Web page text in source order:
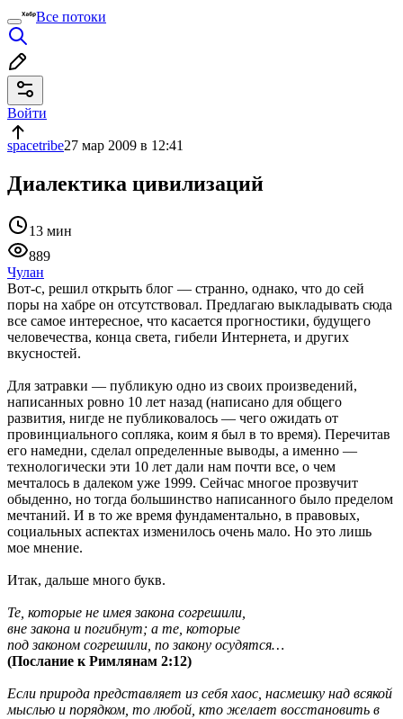
Все потоки
Войти
spacetribe27 мар 2009 в 12:41
Диалектика цивилизаций
13 мин
889
Чулан
Вот-с, решил открыть блог — странно, однако, что до сей
поры на хабре он отсутствовал. Предлагаю выкладывать сюда
все самое интересное, что касается прогностики, будущего
человечества, конца света, гибели Интернета, и других
вкусностей.
Для затравки — публикую одно из своих произведений,
написанных ровно 10 лет назад (написано для общего
развития, нигде не публиковалось — чего ожидать от
провинциального сопляка, коим я был в то время). Перечитав
его намедни, сделал определенные выводы, а именно —
технологически эти 10 лет дали нам почти все, о чем
мечталось в далеком уже 1999. Сейчас многое прозвучит
обыденно, но тогда большинство написанного было пределом
мечтаний. И в то же время фундаментально, в правовых,
социальных аспектах изменилось очень мало. Но это лишь
мое мнение.
Итак, дальше много букв.
Те, которые не имея закона согрешили,
вне закона и погибнут; а те, которые
под законом согрешили, по закону осудятся…
(Послание к Римлянам 2:12)
Если природа представляет из себя хаос, насмешку над всякой
мыслью и порядком, то любой, кто желает восстановить в